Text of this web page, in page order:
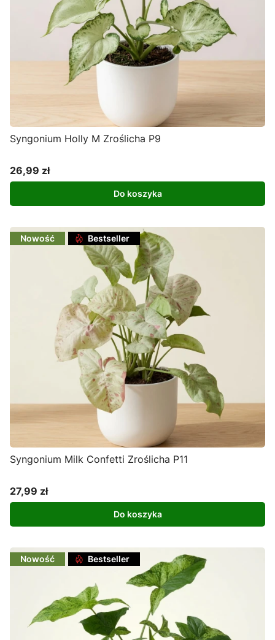
Syngonium Holly M Zroślicha P9
Cena
26,99 zł
Do koszyka
Nowość Bestseller
Syngonium Milk Confetti Zroślicha P11
Cena
27,99 zł
Do koszyka
Nowość Bestseller